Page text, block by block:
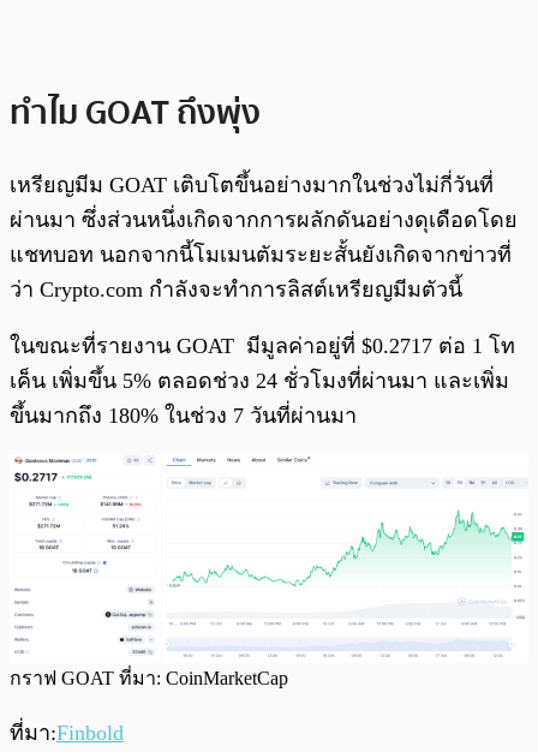
ทำไม GOAT ถึงพุ่ง
เหรียญมีม GOAT เติบโตขึ้นอย่างมากในช่วงไม่กี่วันที่
ผ่านมา ซึ่งส่วนหนึ่งเกิดจากการผลักดันอย่างดุเดือดโดย
แชทบอท นอกจากนี้โมเมนตัมระยะสั้นยังเกิดจากข่าวที่
ว่า Crypto.com กำลังจะทำการลิสต์เหรียญมีมตัวนี้
ในขณะที่รายงาน GOAT มีมูลค่าอยู่ที่ $0.2717 ต่อ 1 โท
เค็น เพิ่มขึ้น 5% ตลอดช่วง 24 ชั่วโมงที่ผ่านมา และเพิ่ม
ขึ้นมากถึง 180% ในช่วง 7 วันที่ผ่านมา
กราฟ GOAT ที่มา: CoinMarketCap
ที่มา:Finbold